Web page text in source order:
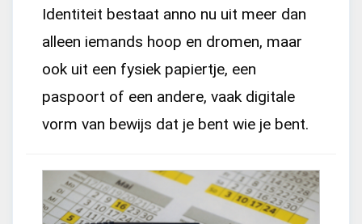
Identiteit bestaat anno nu uit meer dan
alleen iemands hoop en dromen, maar
ook uit een fysiek papiertje, een
paspoort of een andere, vaak digitale
vorm van bewijs dat je bent wie je bent.